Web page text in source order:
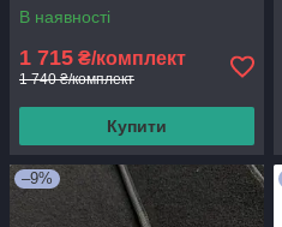
В наявності
1 715 ₴/комплект
1 740 ₴/комплект
Купити
–9%